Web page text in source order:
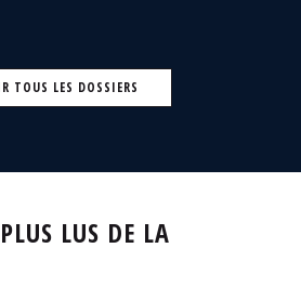
TOUS LES DOSSIERS
LUS DE LA